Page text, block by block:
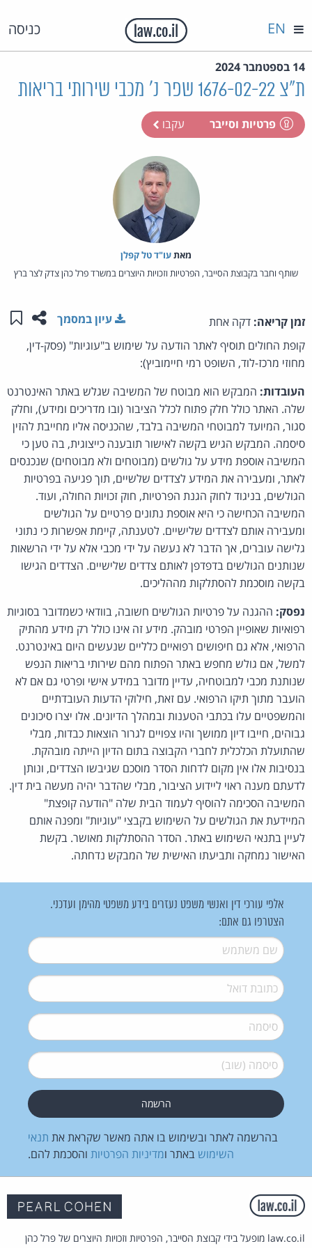
כניסה EN
14 בספטמבר 2024
ת"צ 1676-02-22 שפר נ' מכבי שירותי בריאות
פרטיות וסייבר עקבו
מאת‏עו"ד טל קפלן
שותף וחבר בקבוצת הסייבר, הפרטיות וזכויות היוצרים במשרד פרל כהן צדק לצר ברץ
זמן קריאה: דקה אחת שתפו
עיון במסמך
קופת החולים תוסיף לאתר הודעה על שימוש ב"עוגיות" (פסק-דין,
מחוזי מרכז-לוד, השופט רמי חיימוביץ):
העובדות: המבקש הוא מבוטח של המשיבה שגלש באתר האינטרנט
שלה. האתר כולל חלק פתוח לכלל הציבור (ובו מדריכים ומידע), וחלק
סגור, המיועד למבוטחי המשיבה בלבד, שהכניסה אליו מחייבת להזין
סיסמה. המבקש הגיש בקשה לאישור תובענה כייצוגית, בה טען כי
המשיבה אוספת מידע על גולשים (מבוטחים ולא מבוטחים) שנכנסים
לאתר, ומעבירה את המידע לצדדים שלשיים, תוך פגיעה בפרטיות
הגולשים, בניגוד לחוק הגנת הפרטיות, חוק זכויות החולה, ועוד.
המשיבה הכחישה כי היא אוספת נתונים פרטיים על הגולשים
ומעבירה אותם לצדדים שלישיים. לטענתה, קיימת אפשרות כי נתוני
גלישה עוברים, אך הדבר לא נעשה על ידי מכבי אלא על ידי הרשאות
שנותנים הגולשים בדפדפן לאותם צדדים שלישיים. הצדדים הגישו
בקשה מוסכמת להסתלקות מההליכים.
נפסק: ההגנה על פרטיות הגולשים חשובה, בוודאי כשמדובר בסוגיות
רפואיות שאופיין הפרטי מובהק. מידע זה אינו כולל רק מידע מהתיק
הרפואי, אלא גם חיפושים רפואיים כלליים שנעשים היום באינטרנט.
למשל, אם גולש מחפש באתר הפתוח מהם שירותי בריאות הנפש
שנותנת מכבי למבוטחיה, עדיין מדובר במידע אישי ופרטי גם אם לא
הועבר מתוך תיקו הרפואי. עם זאת, חילוקי הדעות העובדתיים
והמשפטיים עלו בכתבי הטענות ובמהלך הדיונים. אלו יצרו סיכונים
גבוהים, חייבו דיון ממושך והיו צפויים לגרור הוצאות כבדות, מבלי
שהתועלת הכלכלית לחברי הקבוצה בתום הדיון הייתה מובהקת.
בנסיבות אלו אין מקום לדחות הסדר מוסכם שגיבשו הצדדים, ונותן
לדעתם מענה ראוי ליידוע הציבור, מבלי שהדבר יהיה מעשה בית דין.
המשיבה הסכימה להוסיף לעמוד הבית שלה "הודעה קופצת"
המיידעת את הגולשים על השימוש בקבצי "עוגיות" ומפנה אותם
לעיין בתנאי השימוש באתר. הסדר ההסתלקות מאושר. בקשת
האישור נמחקה ותביעתו האישית של המבקש נדחתה.
אלפי עורכי דין ואנשי משפט נעזרים בידע משפטי מהימן ועדכני.
הצטרפו גם אתם:
שם משתמש*
דואל*
סיסמה*
סיסמה (שוב)*
בהרשמה לאתר ובשימוש בו אתה מאשר שקראת את תנאי
השימוש באתר ומדיניות הפרטיות והסכמת להם.
law.co.il מופעל בידי קבוצת הסייבר, הפרטיות וזכויות היוצרים של פרל כהן